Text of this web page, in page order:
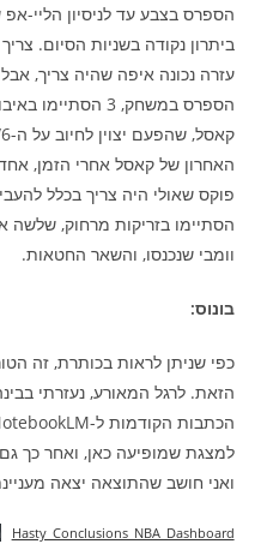
הספרס בצבע עד לניסיון הליי-
ביתרון נקודה בשניות הסיום.
האחרון של קאסל אחרי הזמן,
הסתיימו בזריקות מרחוק,
וומבי שנכנסו, והשאר החטאות.
בונוס:
הזאת. לרגל המאורע, נעזרתי
למצגת שמופיעה כאן, ואחר כך
ואני חושב שהתוצאה יצאה
Hasty_Conclusions_NBA_Dashboard